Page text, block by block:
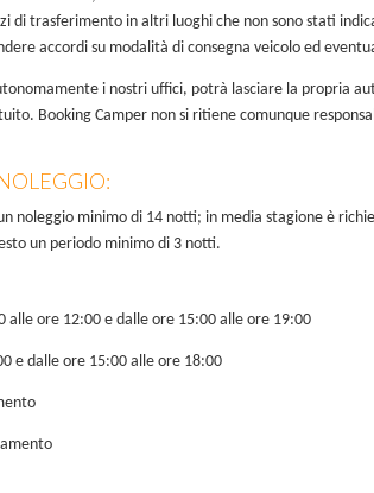
di trasferimento in altri luoghi che non sono stati
accordi su modalità di consegna veicolo ed
i nostri uffici, potrà lasciare la propria
Booking Camper non si ritiene comunque
noleggio minimo di 14 notti; in media stagione è
un periodo minimo di 3 notti.
alle ore 12:00 e dalle ore 15:00 alle ore 19:00
e dalle ore 15:00 alle ore 18:00